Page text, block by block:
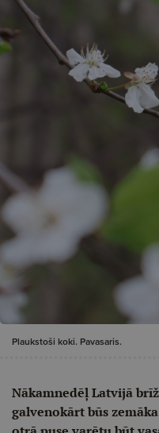
Plaukstoši koki. Pavasaris.
Nākamnedēļ Latvijā
galvenokārt būs